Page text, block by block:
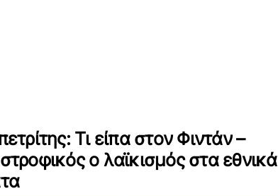
Τι είπα στον Φιντάν –
ο λαϊκισμός στα εθνικά